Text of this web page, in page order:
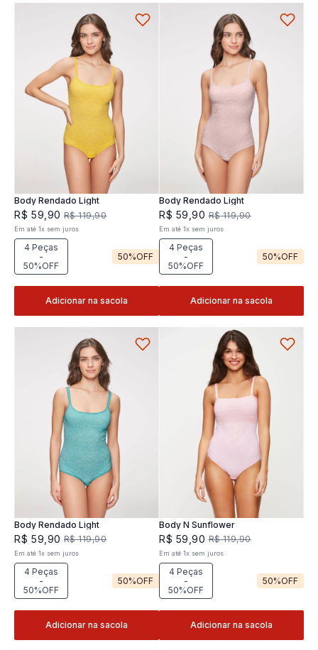
Body Rendado Light
R$ 59 90 R$ 119,90
Em até1x sem juros
4 Peças
-
50%OFF
50%OFF
Adicionar na sacola
Body Rendado Light
R$ 59 ,90 R$ 119,90
Em até 1x sem juros
4 Peças
-
50%OFF
50%OFF
Adicionar na sacola
Body Rendado Light
R$ 59 90 R$ 119,90
Em até1x sem juros
4 Peças
-
50%OFF
50%OFF
Adicionar na sacola
Body N Sunflower
R$ 59 ,90 R$ 119,90
Em até 1x sem juros
4 Peças
-
50%OFF
50%OFF
Adicionar na sacola